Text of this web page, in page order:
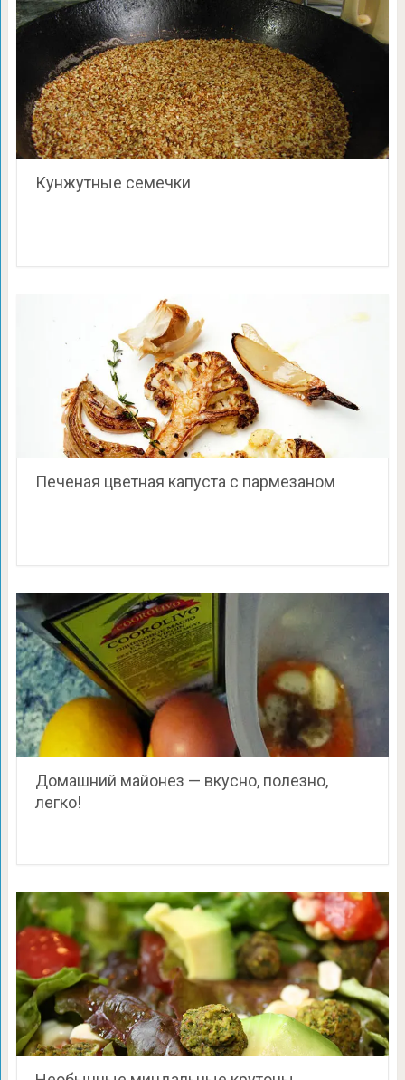
Кунжутные семечки
Печеная цветная капуста с пармезаном
Домашний майонез — вкусно, полезно,
легко!